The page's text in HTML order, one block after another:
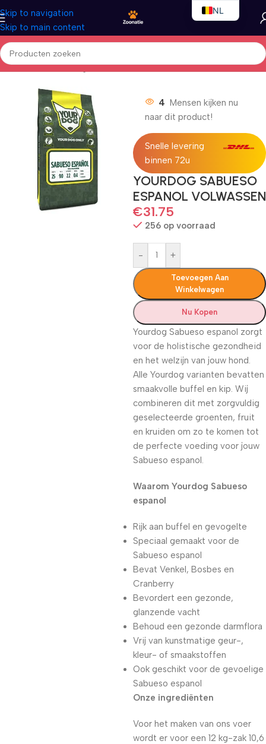
Skip to navigation
Skip to main content
Home/Honden/Droogvoer
4 Mensen kijken nu
naar dit product!
Snelle levering
binnen 72u
YOURDOG SABUESO
ESPANOL VOLWASSEN
€31.75
256 op voorraad
- +
Toevoegen Aan
Winkelwagen
Nu Kopen
Yourdog Sabueso espanol zorgt
voor de holistische gezondheid
en het welzijn van jouw hond.
Alle Yourdog varianten bevatten
smaakvolle buffel en kip. Wij
combineren dit met zorgvuldig
geselecteerde groenten, fruit
en kruiden om zo te komen tot
de perfecte voeding voor jouw
Sabueso espanol.
Waarom Yourdog Sabueso
espanol
Rijk aan buffel en gevogelte
Speciaal gemaakt voor de
Sabueso espanol
Bevat Venkel, Bosbes en
Cranberry
Bevordert een gezonde,
glanzende vacht
Behoud een gezonde darmflora
Vrij van kunstmatige geur-,
kleur- of smaakstoffen
Ook geschikt voor de gevoelige
Sabueso espanol
Onze ingrediënten
Voor het maken van ons voer
wordt er voor een 12 kg-zak 10,6
NL